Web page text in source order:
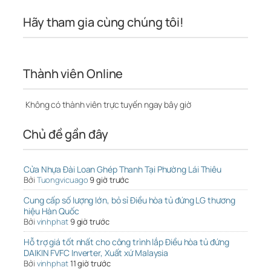
Hãy tham gia cùng chúng tôi!
Thành viên Online
Không có thành viên trực tuyến ngay bây giờ
Chủ đề gần đây
Cửa Nhựa Đài Loan Ghép Thanh Tại Phường Lái Thiêu
Bởi Tuongvicuago9 giờ trước
Cung cấp số lượng lớn, bỏ sỉ Điều hòa tủ đứng LG thương
hiệu Hàn Quốc
Bởi vinhphat9 giờ trước
Hỗ trợ giá tốt nhất cho công trình lắp Điều hòa tủ đứng
DAIKIN FVFC Inverter, Xuất xứ Malaysia
Bởi vinhphat11 giờ trước